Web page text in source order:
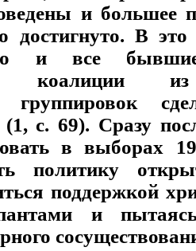
и большее
достигнуто. В
но и все
коалиции
группировок
(1, с. 69). Сразу
в выборах
политику
поддержкой
и